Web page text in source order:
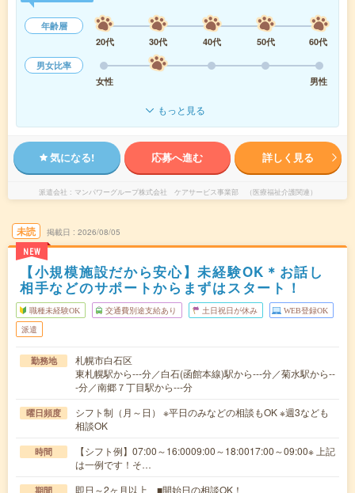
年齢層
20代
30代 40代 50代
60代
男女比率
女性
男性
もっと見る
気になる! 応募へ進む 詳しく見る
派遣会社 マンパワーグループ株式会社 ケアサービス事業部 （医療福祉介護関連）
未読
NEW
掲載日 2026/08/05
【小規模施設だから安心】未経験OK＊お話し
相手などのサポートからまずはスタート！
職種未経験OK 交通費別途支給あり 土日祝日が休み WEB登録OK
派遣
勤務地
札幌市白石区
東札幌駅から---分／白石(函館本線)駅から---分／菊水駅から--
-分／南郷７丁目駅から---分
曜日頻度
シフト制（月～日） ※平日のみなどの相談もOK ※週3なども
相談OK
時間
【シフト例】07:00～16:0009:00～18:0017:00～09:00※ 上記
は一例です！そ…
期間 即日～2ヶ月以上 ■開始日の相談OK！